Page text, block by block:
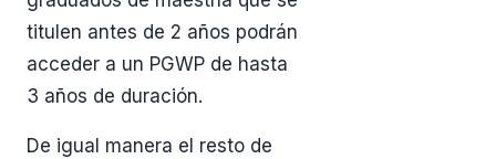
titulen antes de 2 años podrán
acceder a un PGWP de hasta
3 años de duración.
De igual manera el resto de